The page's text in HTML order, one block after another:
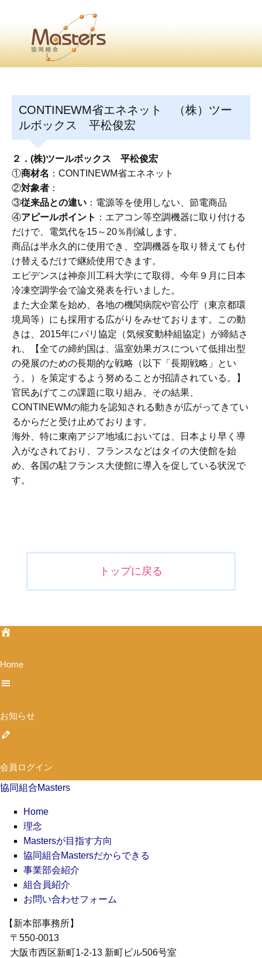
・Home・ ・理 念・ ・沿 革・ ・組織図・ ・会員
協同組合Masters／
国土交通省・経済産業省・農林水産省・厚生労働省 認可
Masters組合員ログイン
CONTINEWM省エネネット （株）ツー
ルボックス 平松俊宏
２．(株)ツールボックス 平松俊宏
①商材名 ：CONTINEWM省エネネット
②対象者 ：
③従来品との違い ：電源等を使用しない、節電商品
④アピールポイント ：エアコン等空調機器に取り付ける
だけで、電気代を15～20％削減します。
商品は半永久的に使用でき、空調機器を取り替えても付
け替えるだけで継続使用できます。
エビデンスは神奈川工科大学にて取得。今年９月に日本
冷凍空調学会で論文発表を行いました。
また大企業を始め、各地の機関病院や官公庁（東京都環
境局等）にも採用する広がりをみせております。この動
きは、2015年にパリ協定（気候変動枠組協定）が締結さ
れ、【全ての締約国は、温室効果ガスについて低排出型
の発展のための長期的な戦略（以下「長期戦略」とい
う。）を策定するよう努めることが招請されている。】
官民あげてこの課題に取り組み、その結果、
CONTINEWMの能力を認知される動きが広がってきてい
るからだと受け止めております。
海外、特に東南アジア地域においては、日本より早く導
入がなされており、フランスなどはタイの大使館を始
め、各国の駐フランス大使館に導入を促している状況で
す。
シ
トップに戻る
Home
お知らせ
会員ログイン
協同組合Masters
Home
理念
Mastersが目指す方向
協同組合Mastersだからできる
事業部会紹介
組合員紹介
お問い合わせフォーム
【新本部事務所】
〒550-0013
大阪市西区新町1-2-13 新町ビル506号室